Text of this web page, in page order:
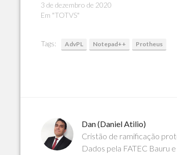
3 de dezembro de 2020
Em "TOTVS"
Tags: AdvPL Notepad++ Protheus
Dan (Daniel Atilio)
Cristão de ramificação
Dados pela FATEC Bauru